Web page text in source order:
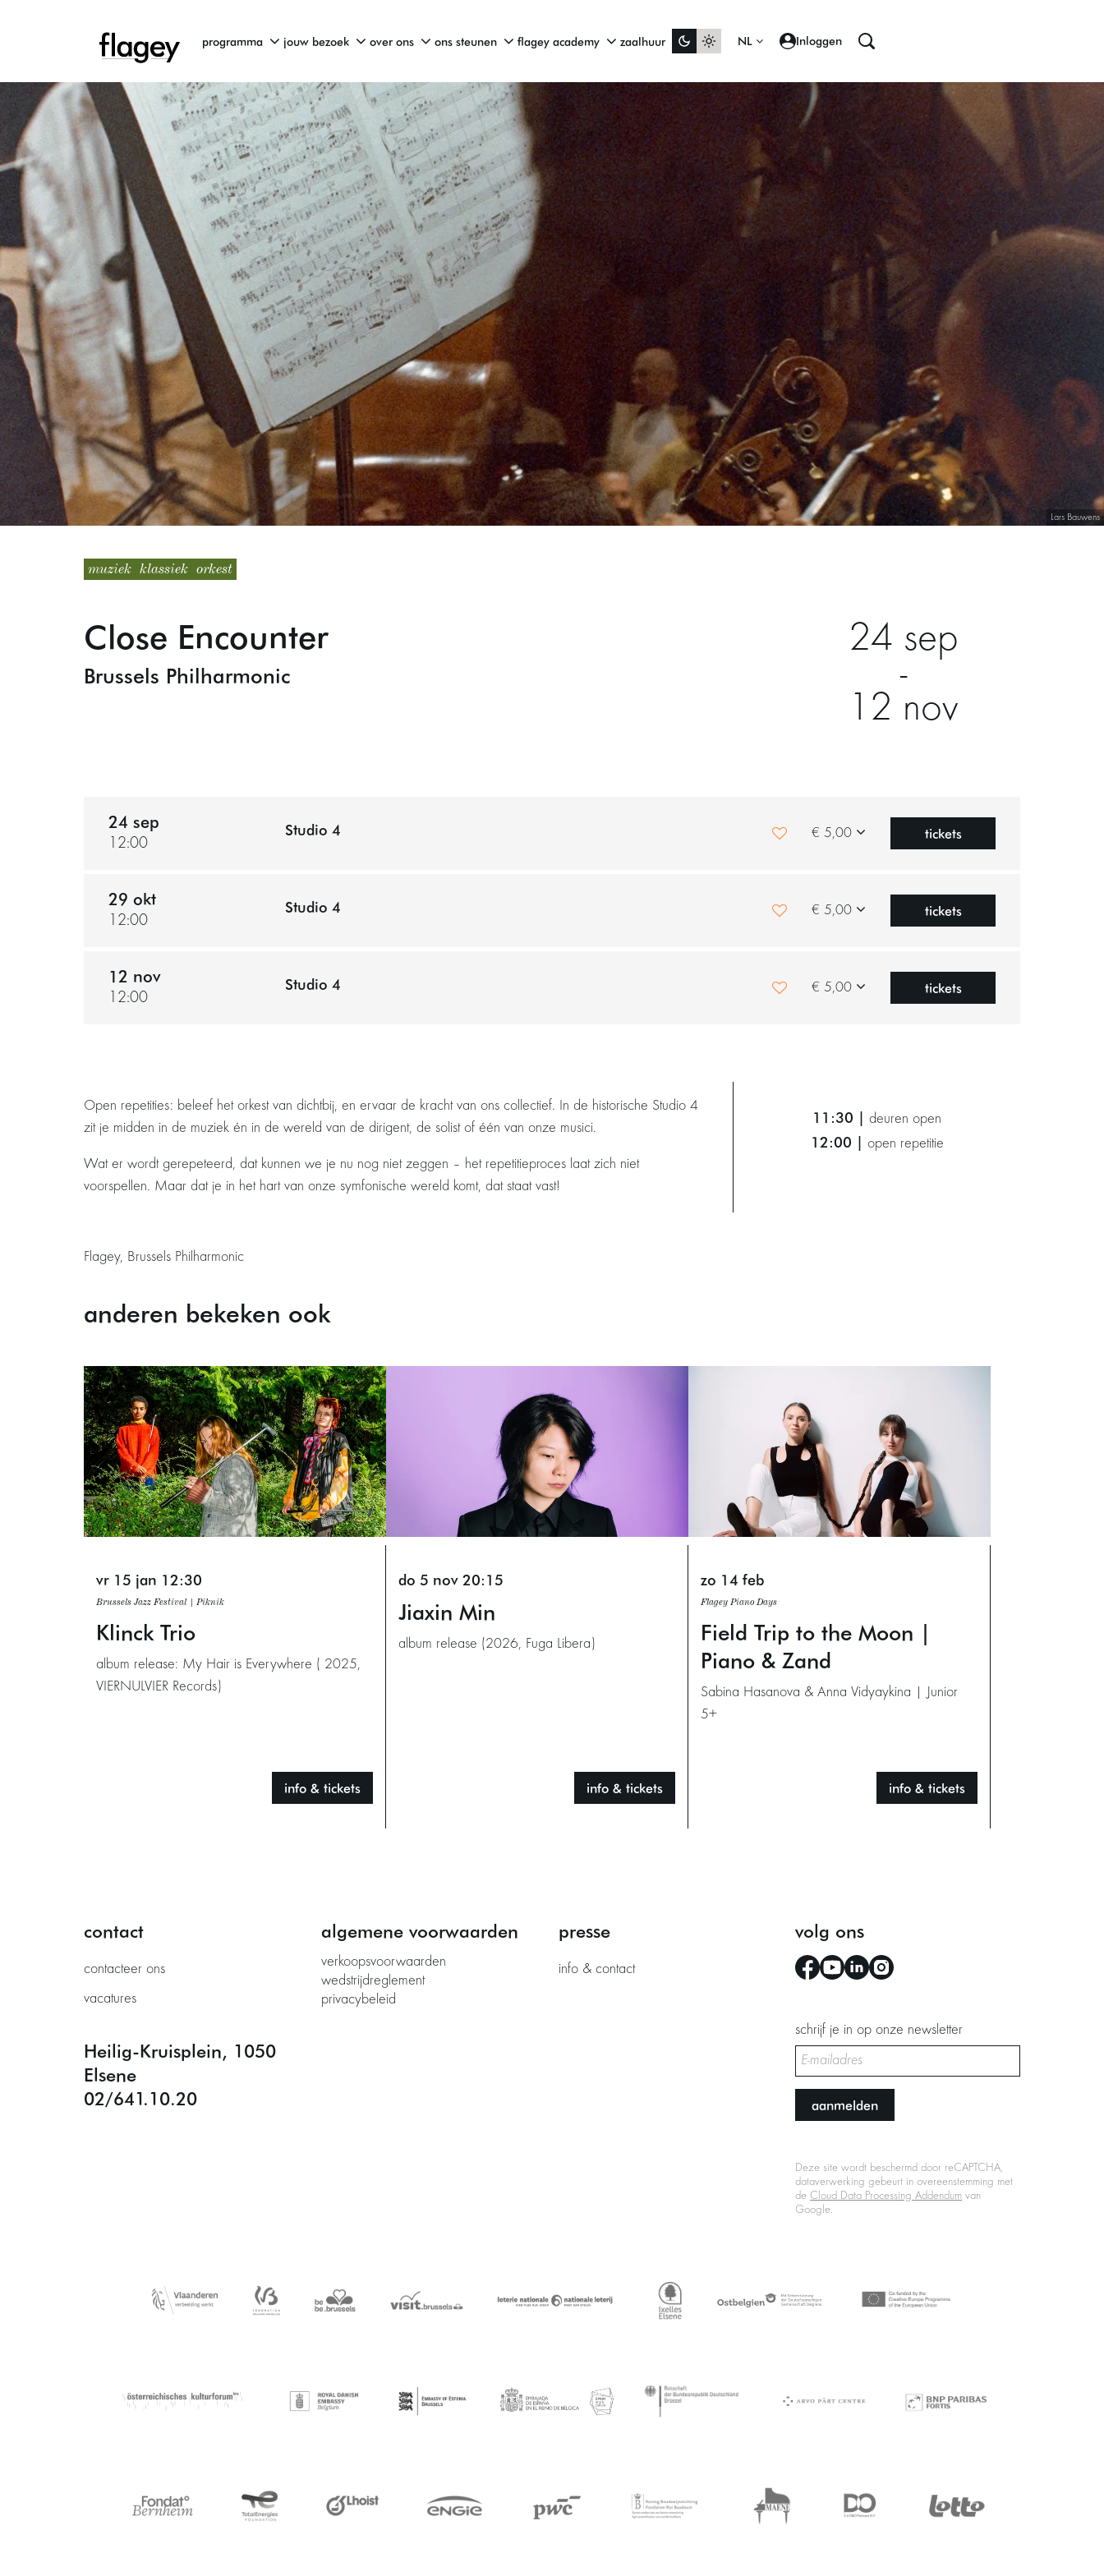
programma jouw bezoek over ons ons steunen flagey academy zaalhuur NL Inloggen
Lars Bauwens
muziek klassiek orkest
Close Encounter
Brussels Philharmonic
24 sep
-
12 nov
24 sep
12:00
Studio 4 € 5,00 tickets
29 okt
12:00
Studio 4 € 5,00 tickets
12 nov
12:00
Studio 4 € 5,00 tickets
Open repetities: beleef het orkest van dichtbij, en ervaar de kracht van ons collectief. In de historische Studio 4
zit je midden in de muziek én in de wereld van de dirigent, de solist of één van onze musici.
Wat er wordt gerepeteerd, dat kunnen we je nu nog niet zeggen – het repetitieproces laat zich niet
voorspellen. Maar dat je in het hart van onze symfonische wereld komt, dat staat vast!
11:30 | deuren open
12:00 | open repetitie
Flagey, Brussels Philharmonic
anderen bekeken ook
Klinck Trio
album release: My Hair is Everywhere ( 2025,
VIERNULVIER Records)
Brussels Jazz Festival | Piknik
vr 15 jan 12:30
info & tickets
Jiaxin Min
album release (2026, Fuga Libera)
do 5 nov 20:15
info & tickets
Field Trip to the Moon |
Piano & Zand
Sabina Hasanova & Anna Vidyaykina | Junior
5+
Flagey Piano Days
zo 14 feb
info & tickets
contact
contacteer ons
vacatures
Heilig-Kruisplein, 1050
Elsene
02/641.10.20
algemene voorwaarden
verkoopsvoorwaarden
wedstrijdreglement
privacybeleid
presse
info & contact
volg ons
schrijf je in op onze newsletter
aanmelden
Deze site wordt beschermd door reCAPTCHA,
dataverwerking gebeurt in overeenstemming met
de Cloud Data Processing Addendum van
Google.